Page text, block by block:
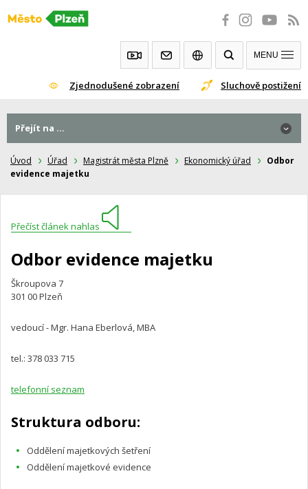
Přeskočit
Zjednodušené zobrazení Sluchově postižení
MENU
Úvod Úřad Magistrát města Plzně Ekonomický úřad
Odbor
evidence majetku
Přečíst článek nahlas
Odbor evidence majetku
Škroupova 7
301 00 Plzeň
vedoucí - Mgr. Hana Eberlová, MBA
tel.: 378 033 715
telefonní seznam
Struktura odboru:
Oddělení majetkových šetření
Oddělení majetkové evidence
Přejít na ...